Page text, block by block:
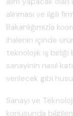
alınması ve ilgili
Bakanlığımızla
ihalenin içinde
teknolojik iş birliği
sanayinin nasıl
verilecek gibi
Sanayi ve
konusunda